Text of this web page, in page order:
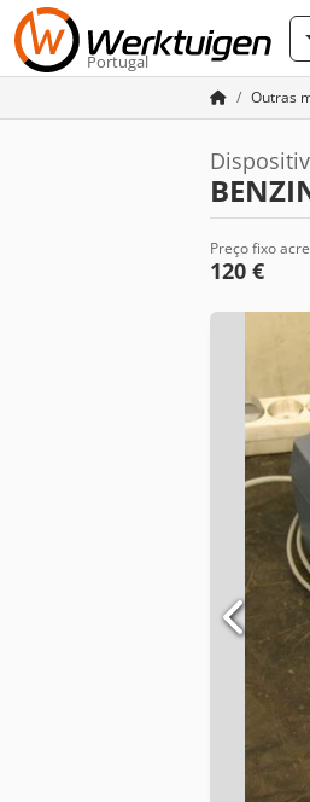
Portugal
Outras
Preço fixo
120 €